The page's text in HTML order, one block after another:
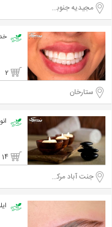
مجیدیه جنوبی
2
ستارخان
14
جنت آباد مرکزی